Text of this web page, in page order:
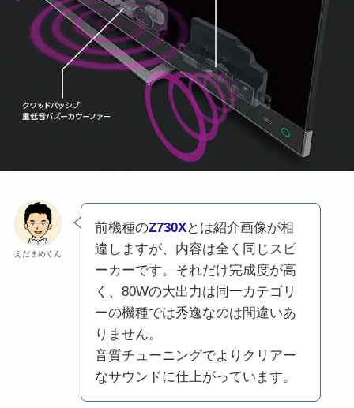
えだまめくん
前機種のZ730Xとは紹介画像が相
違しますが、内容は全く同じスピ
ーカーです。それだけ完成度が高
く、80Wの大出力は同一カテゴリ
ーの機種では秀逸なのは間違いあ
りません。
音質チューニングでよりクリアー
なサウンドに仕上がっています。